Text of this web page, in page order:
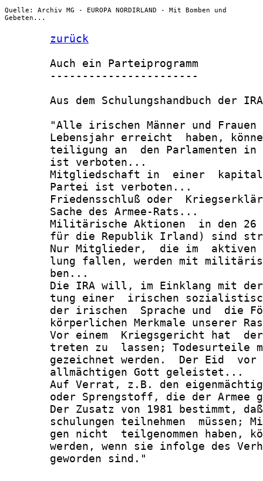
Quelle: Archiv MG - EUROPA NORDIRLAND - Mit Bomben und
Gebeten...
zurück
       Auch ein Parteiprogramm
       -----------------------
       Aus dem Schulungshandbuch der IRA
"Alle irischen Männer und
Lebensjahr erreicht  haben,
teiligung an  den Parlamenten
       ist verboten...
Mitgliedschaft in  einer
       Partei ist verboten...
Friedensschluß oder
       Sache des Armee-Rats...
Militärische Aktionen  in den
für die Republik Irland) sind
Nur Mitglieder,  die im
lung fallen, werden mit
       ben...
Die IRA will, im Einklang mit
tung einer  irischen
der irischen  Sprache und  die
körperlichen Merkmale unserer
Vor einem  Kriegsgericht hat
treten zu  lassen; Todesurteile
gezeichnet werden.  Der Eid
       allmächtigen Gott geleistet...
Auf Verrat, z.B. den
oder Sprengstoff, die der Armee
Der Zusatz von 1981 bestimmt,
schulungen teilnehmen  müssen;
gen nicht  teilgenommen haben,
werden, wenn sie infolge des
       geworden sind."